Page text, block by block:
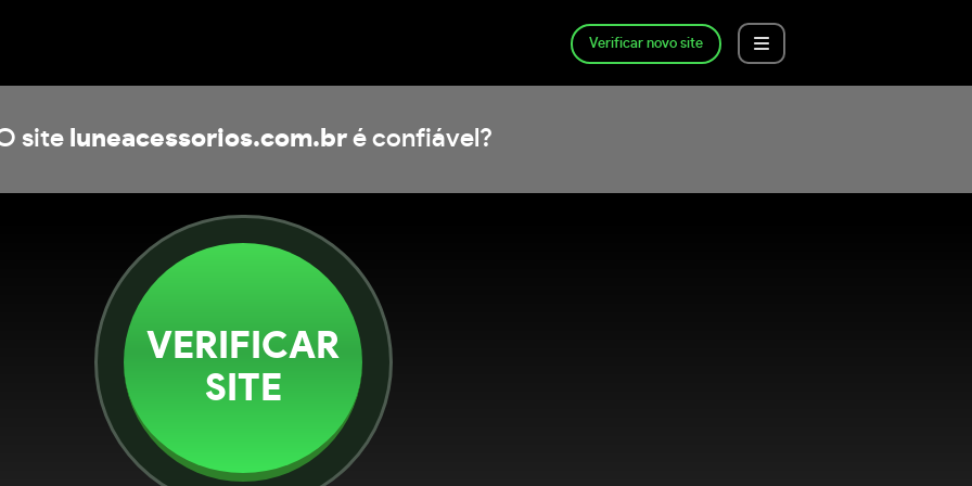
Verificar novo site
site luneacessorios.com.bré confiável?
VERIFICAR
SITE